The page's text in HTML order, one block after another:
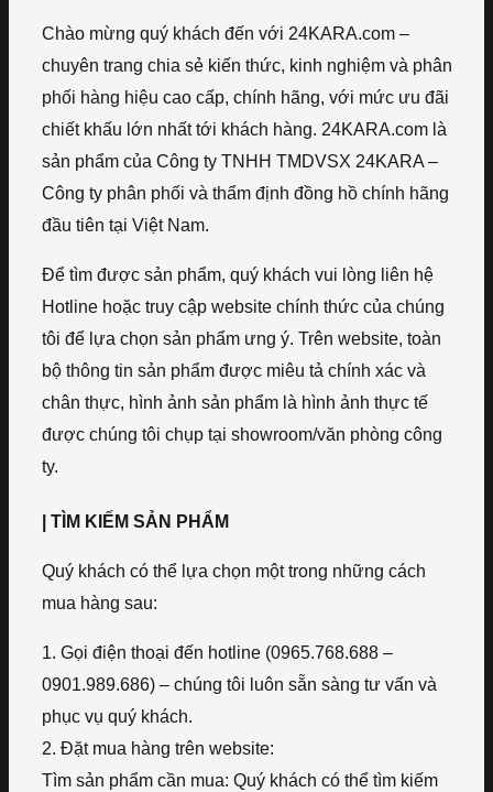
Chào mừng quý khách đến với 24KARA.com –
chuyên trang chia sẻ kiến thức, kinh nghiệm và phân
phối hàng hiệu cao cấp, chính hãng, với mức ưu đãi
chiết khấu lớn nhất tới khách hàng. 24KARA.com là
sản phẩm của Công ty TNHH TMDVSX 24KARA –
Công ty phân phối và thẩm định đồng hồ chính hãng
đầu tiên tại Việt Nam.
Để tìm được sản phẩm, quý khách vui lòng liên hệ
Hotline hoặc truy cập website chính thức của chúng
tôi để lựa chọn sản phẩm ưng ý. Trên website, toàn
bộ thông tin sản phẩm được miêu tả chính xác và
chân thực, hình ảnh sản phẩm là hình ảnh thực tế
được chúng tôi chụp tại showroom/văn phòng công
ty.
| TÌM KIẾM SẢN PHẨM
Quý khách có thể lựa chọn một trong những cách
mua hàng sau:
1. Gọi điện thoại đến hotline (0965.768.688 –
0901.989.686) – chúng tôi luôn sẵn sàng tư vấn và
phục vụ quý khách.
2. Đặt mua hàng trên website:
Tìm sản phẩm cần mua: Quý khách có thể tìm kiếm